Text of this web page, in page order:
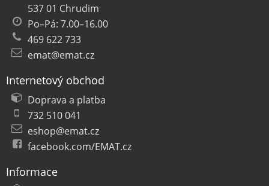
537 01 Chrudim
Po–Pá: 7.00–16.00
469 622 733
emat@emat.cz
Internetový obchod
Doprava a platba
732 510 041
eshop@emat.cz
facebook.com/EMAT.cz
Informace